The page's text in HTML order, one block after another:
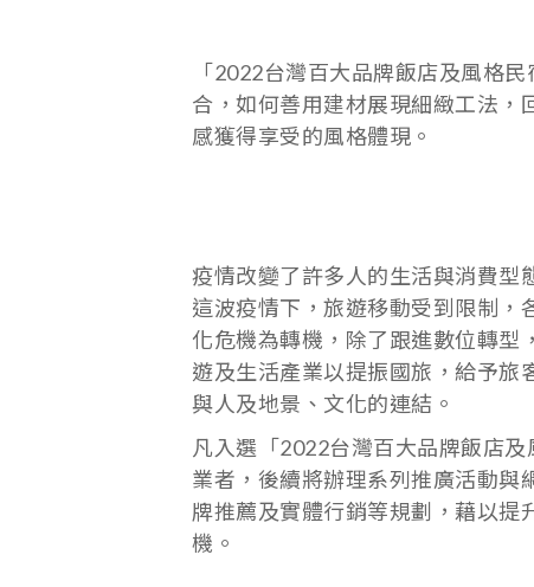
「2022台灣百大品牌飯店及風格
合，如何善用建材展現細緻工法，
感獲得享受的風格體現。
疫情改變了許多人的生活與消費型
這波疫情下，旅遊移動受到限制，
化危機為轉機，除了跟進數位轉型
遊及生活產業以提振國旅，給予旅
與人及地景、文化的連結。
凡入選「2022台灣百大品牌飯店及
業者，後續將辦理系列推廣活動與
牌推薦及實體行銷等規劃，藉以提
機。